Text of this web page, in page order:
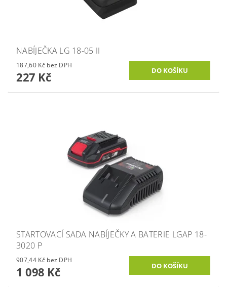
NABÍJEČKA LG 18-05 II
187,60 Kč bez DPH
227 Kč
STARTOVACÍ SADA NABÍJEČKY A BATERIE LGAP 18-
3020 P
907,44 Kč bez DPH
1 098 Kč